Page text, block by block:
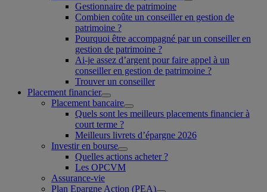
Gestionnaire de patrimoine
Combien coûte un conseiller en gestion de
patrimoine ?
Pourquoi être accompagné par un conseiller en
gestion de patrimoine ?
Ai-je assez d’argent pour faire appel à un
conseiller en gestion de patrimoine ?
Trouver un conseiller
Placement financier
Placement bancaire
Quels sont les meilleurs placements financier à
court terme ?
Meilleurs livrets d’épargne 2026
Investir en bourse
Quelles actions acheter ?
Les OPCVM
Assurance-vie
Plan Epargne Action (PEA)